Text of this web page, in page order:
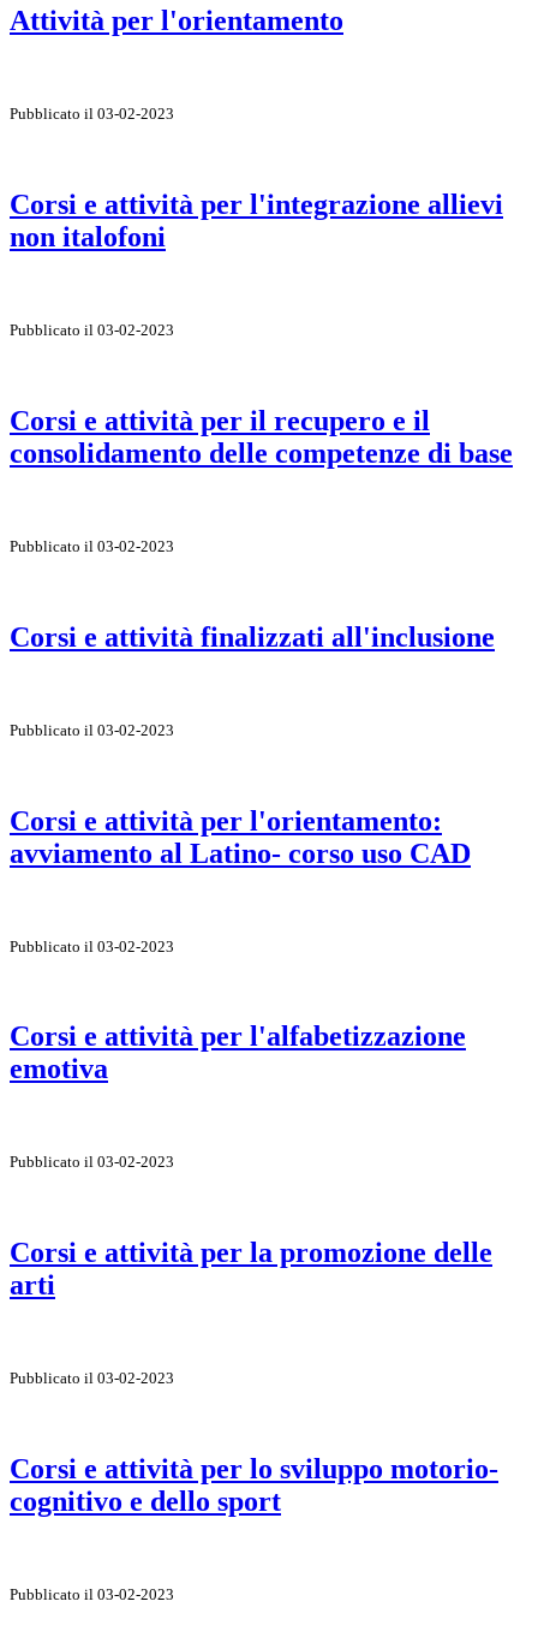
Attività per l'orientamento
Pubblicato il 03-02-2023
Corsi e attività per l'integrazione allievi
non italofoni
Pubblicato il 03-02-2023
Corsi e attività per il recupero e il
consolidamento delle competenze di base
Pubblicato il 03-02-2023
Corsi e attività finalizzati all'inclusione
Pubblicato il 03-02-2023
Corsi e attività per l'orientamento:
avviamento al Latino- corso uso CAD
Pubblicato il 03-02-2023
Corsi e attività per l'alfabetizzazione
emotiva
Pubblicato il 03-02-2023
Corsi e attività per la promozione delle
arti
Pubblicato il 03-02-2023
Corsi e attività per lo sviluppo motorio-
cognitivo e dello sport
Pubblicato il 03-02-2023